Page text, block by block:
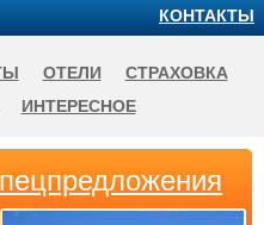
КОНТАКТЫ
ОТЕЛИ
СТРАХОВКА
ИНТЕРЕСНОЕ